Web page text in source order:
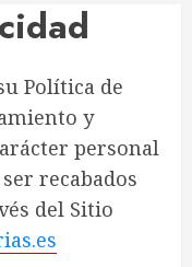
Política de
y
personal
recabados
del Sitio